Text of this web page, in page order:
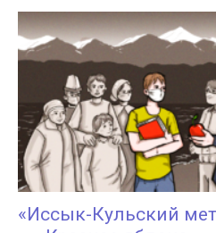
«Иссык-Кульский